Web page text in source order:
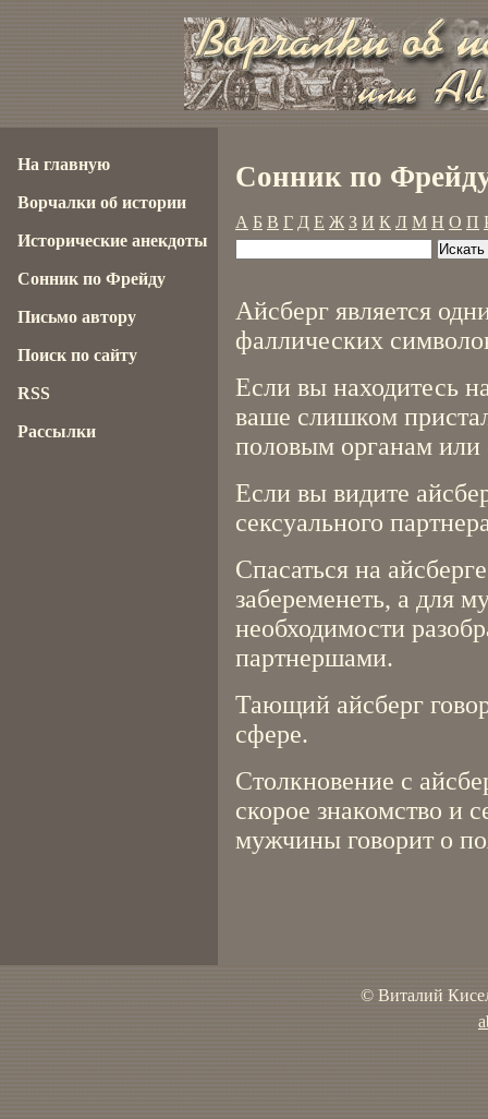
Сонник по
А Б В Г Д Е Ж З И К Л М Н О П
Айсберг является
фаллических
Если вы находитесь
ваше слишком
половым органам или
Если вы видите
сексуального
Спасаться на
забеременеть, а для
необходимости
партнершами.
Тающий айсберг
сфере.
Столкновение с
скорое знакомство и
мужчины говорит о
На главную
Ворчалки об истории
Исторические анекдоты
Сонник по Фрейду
Письмо автору
Поиск по сайту
RSS
Рассылки
© Виталий